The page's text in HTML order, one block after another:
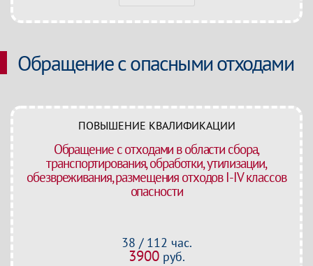
Обращение с опасными отходами
ПОВЫШЕНИЕ КВАЛИФИКАЦИИ
Обращение с отходами в области сбора,
транспортирования, обработки, утилизации,
обезвреживания, размещения отходов I-IV классов
опасности
38 / 112 час.
3900руб.